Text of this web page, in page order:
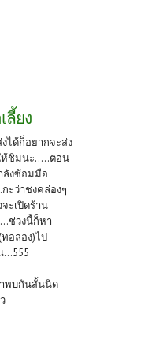
ลี้ยง
งได้ก็อยากจะส่ง
ห้ชิมนะ.....ตอน
ลังซ้อมมือ
กะว่าชงคล่องๆ
ะเปิดร้าน
ช่วงนี้ก็หา
อลอง)ไป
...555
าพบกันสั้นนิด